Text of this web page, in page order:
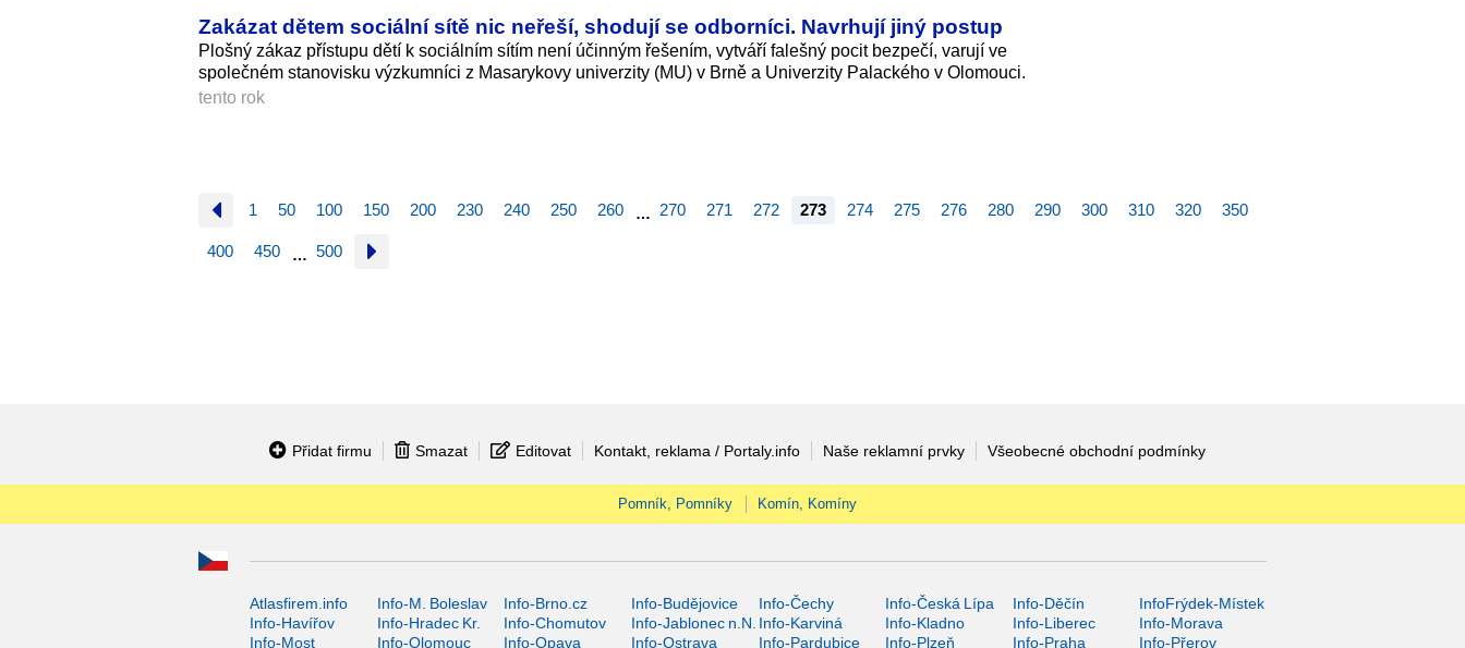
Zakázat dětem sociální sítě nic neřeší, shodují se odborníci. Navrhují jiný postup
Plošný zákaz přístupu dětí k sociálním sítím není účinným řešením, vytváří falešný pocit bezpečí, varují ve
společném stanovisku výzkumníci z Masarykovy univerzity (MU) v Brně a Univerzity Palackého v Olomouci.
tento rok
1 50 100 150 200 230 240 250 260 … 270 271 272 273 274 275 276 280 290 300 310 320 350
400 450 … 500
Přidat firmu Smazat Editovat Kontakt, reklama / Portaly.info Naše reklamní prvky Všeobecné obchodní podmínky
Pomník, Pomníky Komín, Komíny
Atlasfirem.info Info-M. Boleslav Info-Brno.cz Info-Budějovice Info-Čechy Info-Česká Lípa Info-Děčín
InfoFrýdek-Místek
Info-Havířov
Info-Hradec Kr. Info-Chomutov Info-Jablonec n.N. Info-Karviná Info-Kladno Info-Liberec
Info-Morava
Info-Most
Info-Olomouc Info-Opava Info-Ostrava Info-Pardubice Info-Plzeň Info-Praha Info-Přerov